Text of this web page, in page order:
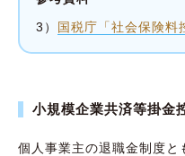
3） 国税庁「社会保険料
小規模企業共済等掛金
個人事業主の退職金制度